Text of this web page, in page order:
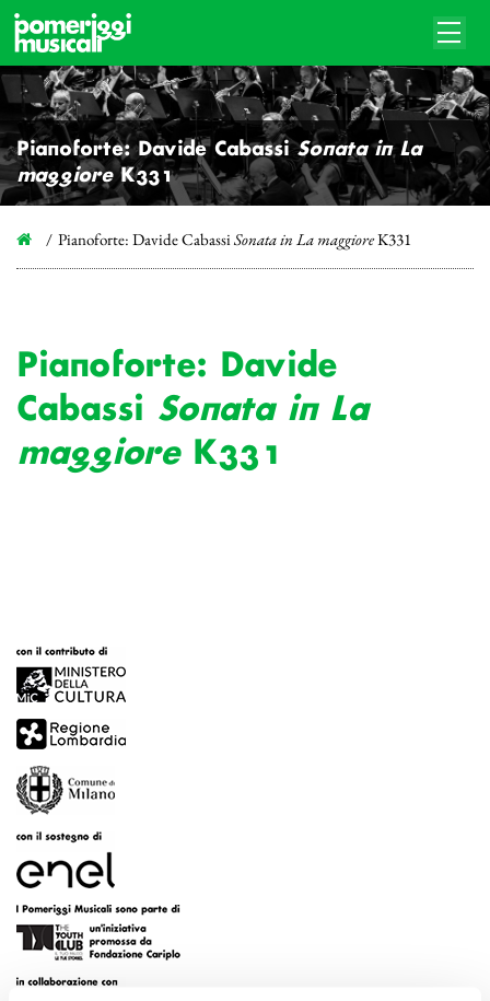
Pianoforte: Davide CabassiSonata in La
maggioreK331
Pianoforte: Davide CabassiSonata in La maggioreK331
Pianoforte: Davide
Cabassi Sonata in La
maggioreK331